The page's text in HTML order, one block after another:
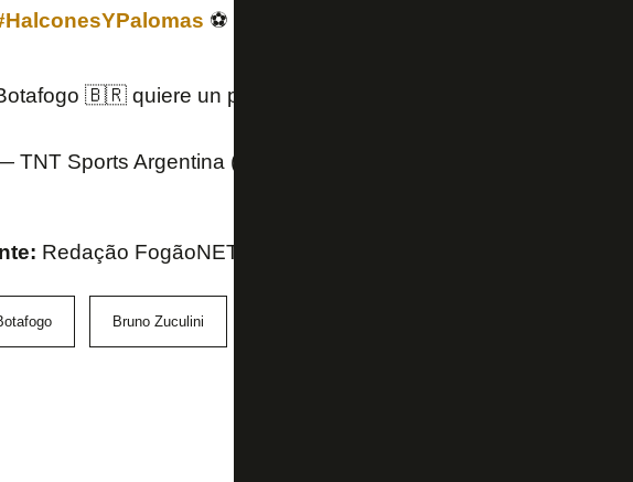
⚽ | LLEGÓ UNA OFERTA OFICIAL A
🇧🇷 quiere un préstamo por Bruno Zuculini
TNT Sports Argentina (@TNTSportsAR)
Redação FogãoNET e TNT Sports
Bruno Zuculini